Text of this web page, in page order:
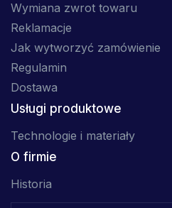
Wymiana zwrot towaru
Reklamacje
Jak wytworzyć zamówienie
Regulamin
Dostawa
Usługi produktowe
Technologie i materiały
O firmie
Historia